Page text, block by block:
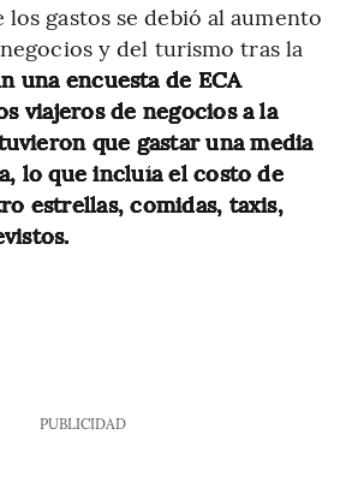
gastos se debió al aumento
y del turismo tras la
una encuesta de ECA
viajeros de negocios a la
que gastar una media
lo que incluía el costo de
estrellas, comidas, taxis,
PUBLICIDAD